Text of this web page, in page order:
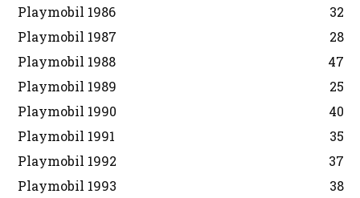
Playmobil 1986
32
Playmobil 1987
28
Playmobil 1988
47
Playmobil 1989
25
Playmobil 1990
40
Playmobil 1991
35
Playmobil 1992
37
Playmobil 1993
38